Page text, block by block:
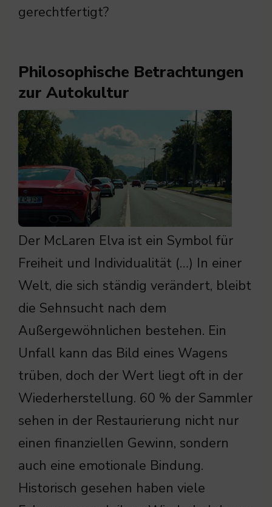
gerechtfertigt?
Philosophische Betrachtungen
zur Autokultur
Der McLaren Elva ist ein Symbol für
Freiheit und Individualität (…) In einer
Welt, die sich ständig verändert, bleibt
die Sehnsucht nach dem
Außergewöhnlichen bestehen. Ein
Unfall kann das Bild eines Wagens
trüben, doch der Wert liegt oft in der
Wiederherstellung. 60 % der Sammler
sehen in der Restaurierung nicht nur
einen finanziellen Gewinn, sondern
auch eine emotionale Bindung.
Historisch gesehen haben viele